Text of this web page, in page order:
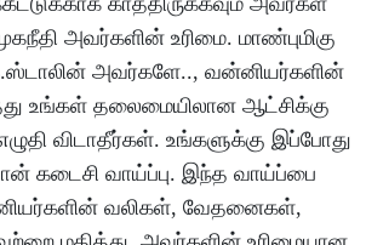
அவர்களின் உரிமை. மாண்புமிகு
அவர்களே.., வன்னியர்களின்
உங்கள் தலைமையிலான ஆட்சிக்கு
விடாதீர்கள். உங்களுக்கு இப்போது
கடைசி வாய்ப்பு. இந்த வாய்ப்பை
வலிகள், வேதனைகள்,